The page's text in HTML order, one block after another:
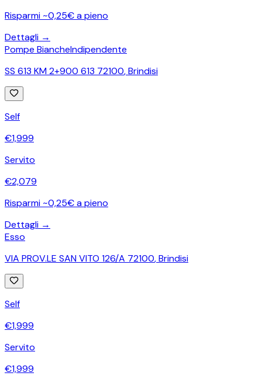
Risparmi ~0,25€ a pieno
Dettagli →
Pompe BiancheIndipendente
SS 613 KM 2+900 613 72100,Brindisi
Self
€1,999
Servito
€2,079
Risparmi ~0,25€ a pieno
Dettagli →
Esso
VIA PROV.LE SAN VITO 126/A 72100,Brindisi
Self
€1,999
Servito
€1,999